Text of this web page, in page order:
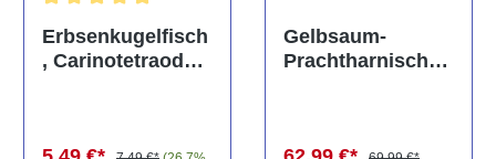
Erbsenkugelfisch
, Carinotetraodon
Gelbsaum-
Prachtharnischw